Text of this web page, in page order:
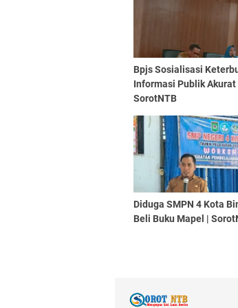
Bpjs Sosialisasi
Informasi Publik Akurat
SorotNTB
Diduga SMPN 4 Kota
Beli Buku Mapel |